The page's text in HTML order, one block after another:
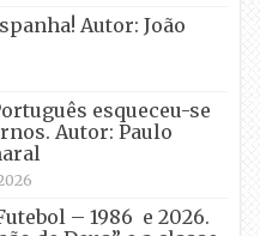
Autor: João
esqueceu-se
Autor: Paulo
– 1986 e 2026.